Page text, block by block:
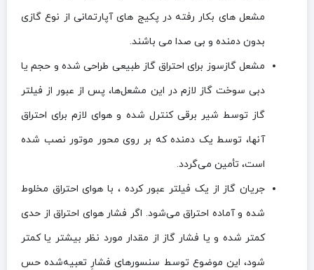
مشعل های بکار رفته در پکیج های آپارتمانی از نوع گازی
بدون دمنده و بی صدا می باشند.
مشعل گازسوز برای احتراق گاز طبیعی طراحی شده‌ و حجم یا
دبی سوخت گاز لازم در این مشعل‌ها، پس از عبور از فیلتر
گاز توسط شیر برقی کنترل شده و هوای لازم برای احتراق
آنها، توسط یک دمنده که بر روی محور موتور نصب شده
است، تأمین می‌گردد.
جریان گاز از یک فیلتر عبور کرده ، با هوای احتراق مخلوط
شده و آماده احتراق می‌شود. اگر فشار هوای احتراق از حدی
کمتر شده و یا فشار گاز از مقدار مورد نظر بیشتر یا کمتر
شود، این موضوع توسط سنسورهای فشارِ تعبیه‌شده حس